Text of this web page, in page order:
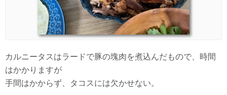
カルニータスはラードで豚の塊肉を煮込んだもので、時間
はかかりますが
手間はかからず、タコスには欠かせない。